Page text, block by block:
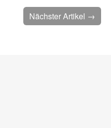
Nächster Artikel →